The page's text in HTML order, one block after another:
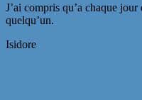
J’ai compris qu’a chaque
quelqu’un.
Isidore